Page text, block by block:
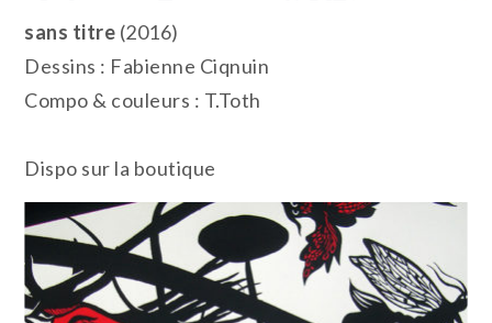
sans titre (2016)
Dessins : Fabienne Ciqnuin
Compo & couleurs : T.Toth
Dispo sur la boutique